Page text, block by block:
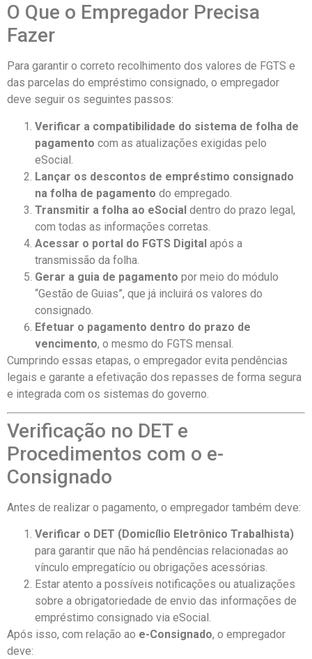
O Que o Empregador Precisa
Fazer
Para garantir o correto recolhimento dos valores de FGTS e
das parcelas do empréstimo consignado, o empregador
deve seguir os seguintes passos:
Verificar a compatibilidade do sistema de folha de
pagamento com as atualizações exigidas pelo
eSocial.
Lançar os descontos de empréstimo consignado
na folha de pagamento do empregado.
Transmitir a folha ao eSocial dentro do prazo legal,
com todas as informações corretas.
Acessar o portal do FGTS Digital após a
transmissão da folha.
Gerar a guia de pagamento por meio do módulo
“Gestão de Guias”, que já incluirá os valores do
consignado.
Efetuar o pagamento dentro do prazo de
vencimento, o mesmo do FGTS mensal.
Cumprindo essas etapas, o empregador evita pendências
legais e garante a efetivação dos repasses de forma segura
e integrada com os sistemas do governo.
Verificação no DET e
Procedimentos com o e-
Consignado
Antes de realizar o pagamento, o empregador também deve:
Verificar o DET (Domicílio Eletrônico Trabalhista)
para garantir que não há pendências relacionadas ao
vínculo empregatício ou obrigações acessórias.
Estar atento a possíveis notificações ou atualizações
sobre a obrigatoriedade de envio das informações de
empréstimo consignado via eSocial.
Após isso, com relação ao e-Consignado, o empregador
deve: